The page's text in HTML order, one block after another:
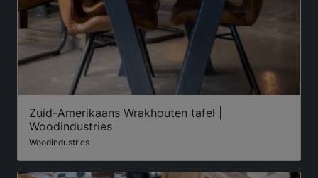
Zuid-Amerikaans Wrakhouten tafel |
Woodindustries
Woodindustries